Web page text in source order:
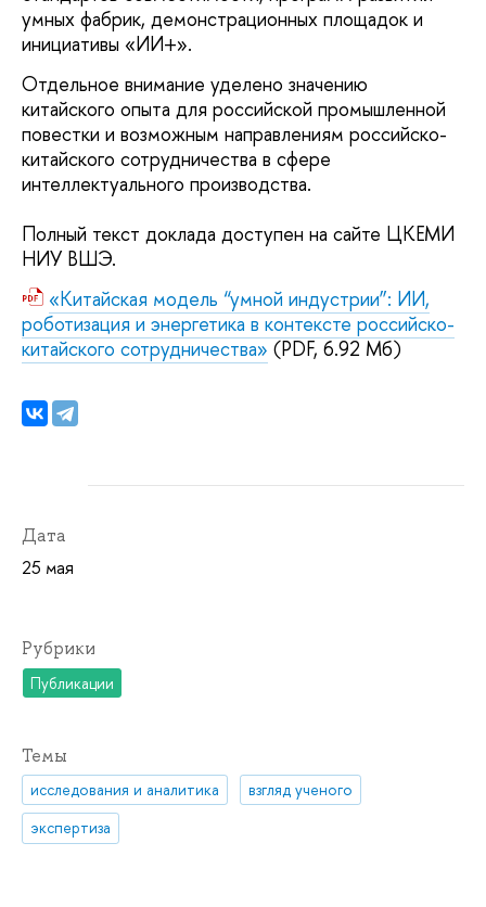
умных фабрик, демонстрационных площадок и
инициативы «ИИ+».
Отдельное внимание уделено значению
китайского опыта для российской промышленной
повестки и возможным направлениям российско-
китайского сотрудничества в сфере
интеллектуального производства.
Полный текст доклада доступен на сайте ЦКЕМИ
НИУ ВШЭ.
«Китайская модель “умной индустрии”: ИИ,
роботизация и энергетика в контексте российско-
китайского сотрудничества» (PDF, 6.92 Мб)
Дата
25 мая
Рубрики
Публикации
Темы
исследования и аналитика
взгляд ученого
экспертиза